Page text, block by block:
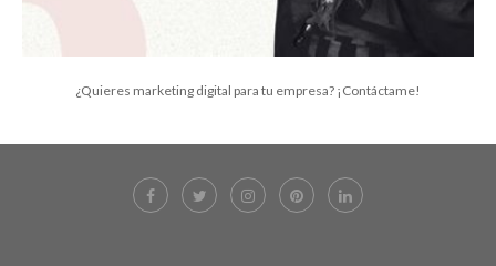
¿Quieres marketing digital para tu empresa? ¡Contáctame!